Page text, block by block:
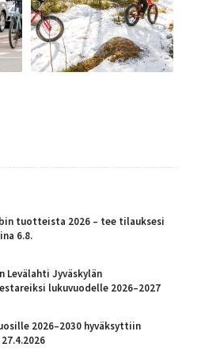
tuotteista 2026 – tee tilauksesi
6.8.
Levälahti Jyväskylän
lukuvuodelle 2026–2027
2026–2030 hyväksyttiin